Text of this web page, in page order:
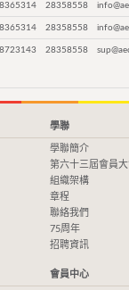
28358558
28358558
28358558
學聯
學聯簡介
第六十三屆會員
組織架構
章程
聯絡我們
75周年
招聘資訊
會員中心